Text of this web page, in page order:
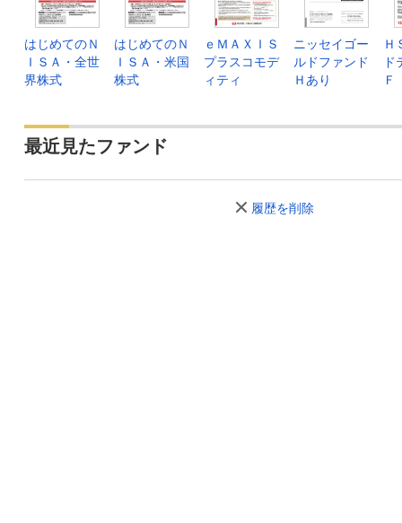
はじめてのＮ
ＩＳＡ・全世
界株式
はじめてのＮ
ＩＳＡ・米国
株式
ｅＭＡＸＩＳ
プラスコモデ
ィティ
ニッセイゴー
ルドファンド
Ｈあり
Ｈ
ド
Ｆ
最近見たファンド
履歴を削除